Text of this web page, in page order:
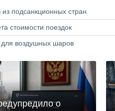
подсанкционных стран
стоимости поездок
для воздушных шаров
о